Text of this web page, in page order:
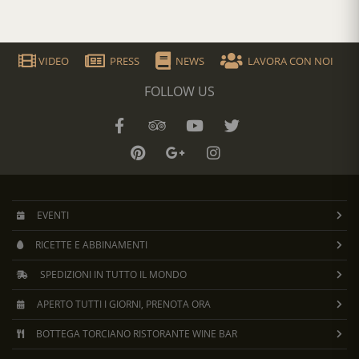
VIDEO PRESS NEWS LAVORA CON NOI
FOLLOW US
EVENTI
RICETTE E ABBINAMENTI
SPEDIZIONI IN TUTTO IL MONDO
APERTO TUTTI I GIORNI, PRENOTA ORA
BOTTEGA TORCIANO RISTORANTE WINE BAR